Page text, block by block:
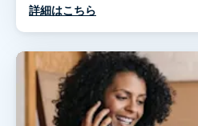
詳細はこちら